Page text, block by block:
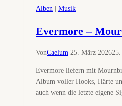
Alben Musik
Evermore –
VonCaelum 25. März 2026
Evermore liefern mit
Album voller Hooks, Härte
auch wenn die letzte eigene